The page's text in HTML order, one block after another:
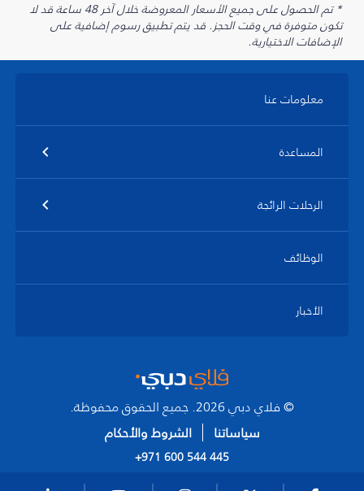
* تم الحصول على جميع الأسعار المعروضة خلال آخر 48 ساعة قد لا
تكون متوفرة في وقت الحجز. قد يتم تطبيق رسوم إضافية على
الإضافات الاختيارية.
معلومات عنا
المساعدة
الرحلات الرائجة
الوظائف
الأخبار
© فلاي دبي 2026. جميع الحقوق محفوظة.
سياساتنا
الشروط والأحكام
+971 600 544 445